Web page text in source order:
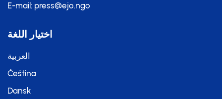
E-mail: press@ejo.ngo
اختيار اللغة
العربية
Čeština
Dansk